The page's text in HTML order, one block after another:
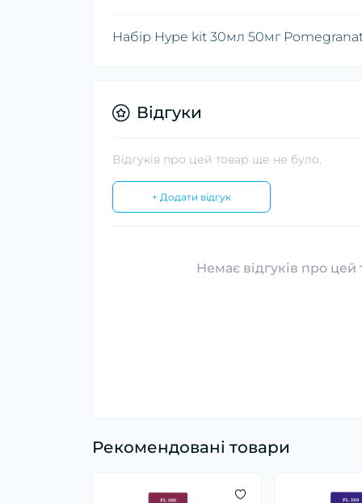
Набір Hype kit 30мл 50мг
Відгуки
Відгуків про цей товар ще не було.
+ Додати відгук
Немає відгуків про цей
Рекомендовані товари